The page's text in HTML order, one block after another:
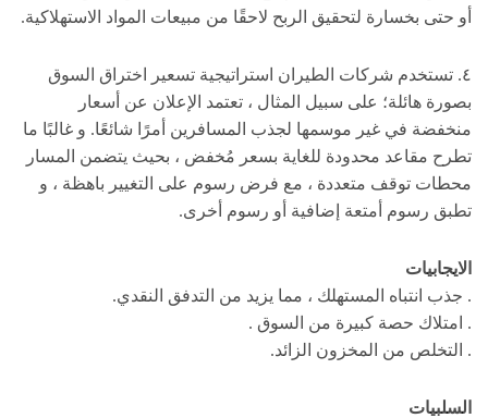
أو حتى بخسارة لتحقيق الربح لاحقًا من مبيعات المواد الاستهلاكية.
٤. تستخدم شركات الطيران استراتيجية تسعير اختراق السوق
بصورة هائلة؛ على سبيل المثال ، تعتمد الإعلان عن أسعار
منخفضة في غير موسمها لجذب المسافرين أمرًا شائعًا. و غالبًا ما
تطرح مقاعد محدودة للغاية بسعر مُخفض ، بحيث يتضمن المسار
محطات توقف متعددة ، مع فرض رسوم على التغيير باهظة ، و
تطبق رسوم أمتعة إضافية أو رسوم أخرى.
الايجابيات
. جذب انتباه المستهلك ، مما يزيد من التدفق النقدي.
. امتلاك حصة كبيرة من السوق .
. التخلص من المخزون الزائد.
السلبيات